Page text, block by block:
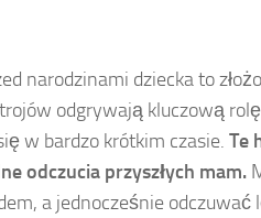
narodzinami dziecka to
odgrywają kluczową
w bardzo krótkim czasie. Te
odczucia przyszłych mam.
a jednocześnie odczuwać